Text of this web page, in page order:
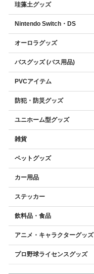
珪藻土グッズ
Nintendo Switch・DS
オーロラグッズ
バスグッズ (バス用品)
PVCアイテム
防犯・防災グッズ
ユニホーム型グッズ
雑貨
ペットグッズ
カー用品
ステッカー
飲料品・食品
アニメ・キャラクターグッズ
プロ野球ライセンスグッズ